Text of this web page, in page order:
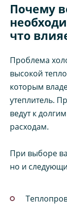
Почему
что
Проблема
высокой
которым
утеплитель.
ведут к
расходам.
При выборе
но и